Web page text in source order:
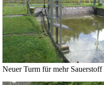
Neuer Turm für mehr Sauerstoff